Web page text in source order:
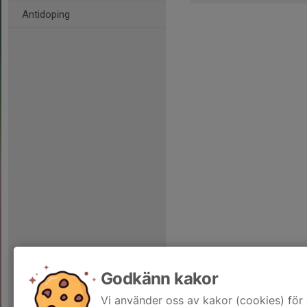
Antidoping
Godkänn kakor
Vi använder oss av kakor (cookies)